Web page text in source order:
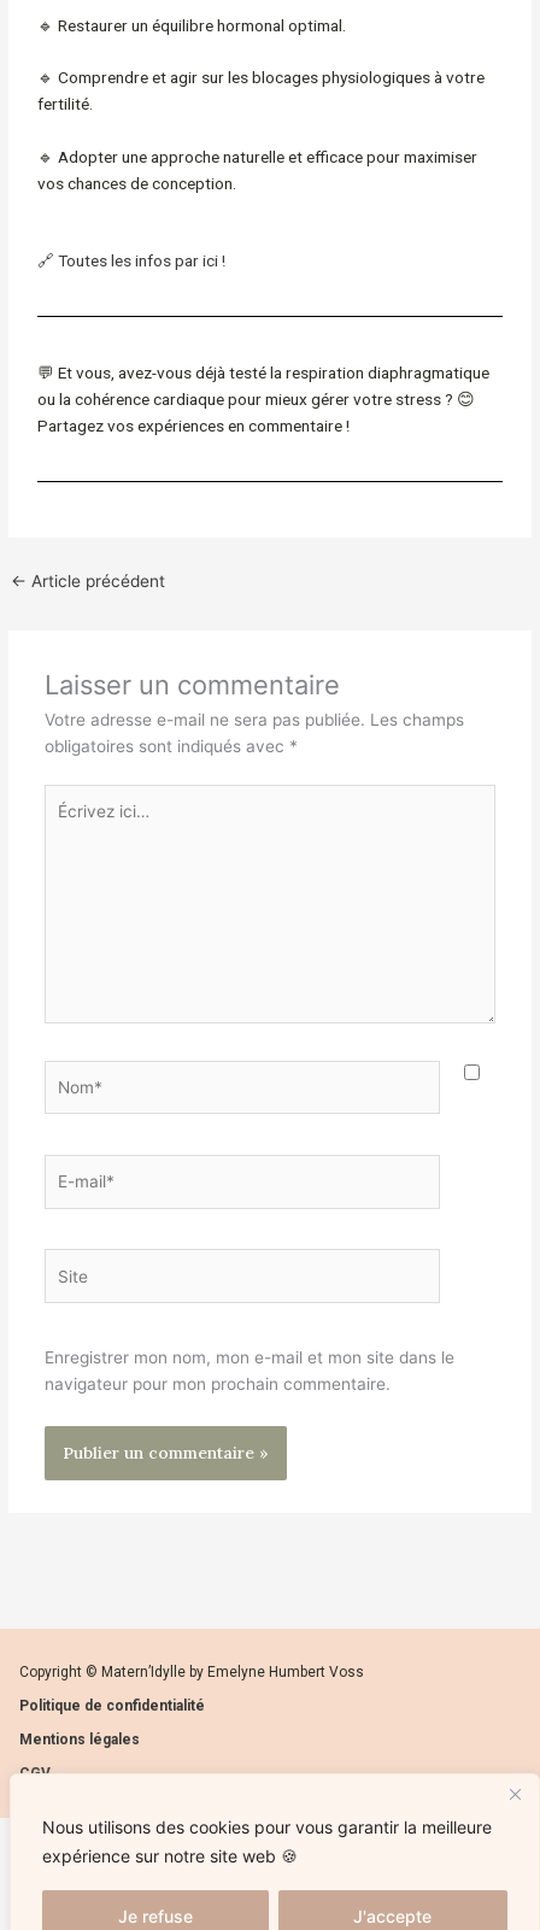
Nous utilisons des cookies pour vous garantir la meilleure
expérience sur notre site web 🍪
Je refuse J'accepte
🔹 Restaurer un équilibre hormonal optimal.
🔹 Comprendre et agir sur les blocages physiologiques à votre
fertilité.
🔹 Adopter une approche naturelle et efficace pour maximiser
vos chances de conception.
🔗 Toutes les infos par ici !
💬 Et vous, avez-vous déjà testé la respiration diaphragmatique
ou la cohérence cardiaque pour mieux gérer votre stress ? 😊
Partagez vos expériences en commentaire !
← Article précédent
Laisser un commentaire
Votre adresse e-mail ne sera pas publiée. Les champs
obligatoires sont indiqués avec *
Écrivez
ici…
mail*
Enregistrer mon nom, mon e-mail et mon site dans le
navigateur pour mon prochain commentaire.
Copyright © Matern’Idylle by Emelyne Humbert Voss
Politique de confidentialité
Mentions légales
CGV
Ce site ne fait pas partie du site web Facebook ou de Facebook, Inc. ni de Google Inc. En outre, ce site
n’est pas endossé par Facebook en aucune façon ni par Google Inc. Facebook est une marque déposée